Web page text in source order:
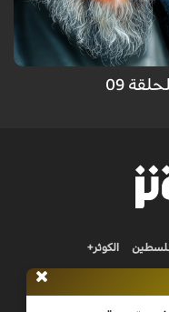
(رض) وأخته العلوية الشهيدة
09
الكوثر+